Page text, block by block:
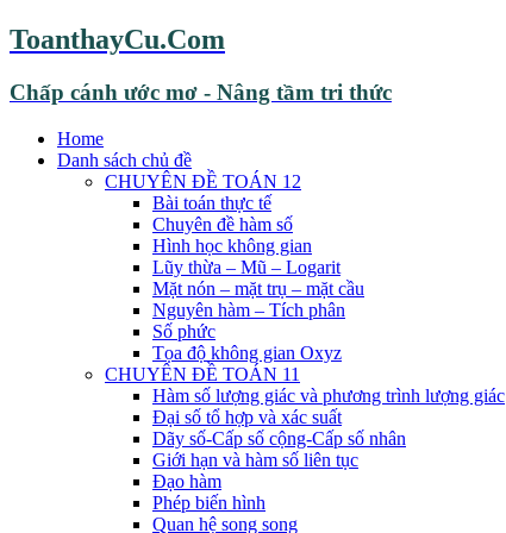
ToanthayCu.Com
Chấp cánh ước mơ - Nâng tầm tri thức
Home
Danh sách chủ đề
CHUYÊN ĐỀ TOÁN 12
Bài toán thực tế
Chuyên đề hàm số
Hình học không gian
Lũy thừa – Mũ – Logarit
Mặt nón – mặt trụ – mặt cầu
Nguyên hàm – Tích phân
Số phức
Tọa độ không gian Oxyz
CHUYÊN ĐỀ TOÁN 11
Hàm số lượng giác và phương trình lượng giác
Đại số tổ hợp và xác suất
Dãy số-Cấp số cộng-Cấp số nhân
Giới hạn và hàm số liên tục
Đạo hàm
Phép biến hình
Quan hệ song song